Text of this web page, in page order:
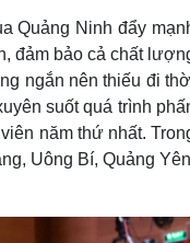
Quảng Ninh đẩy
đảm bảo cả chất
ngắn nên thiếu đi
suốt quá trình
năm thứ nhất.
Uông Bí, Quảng